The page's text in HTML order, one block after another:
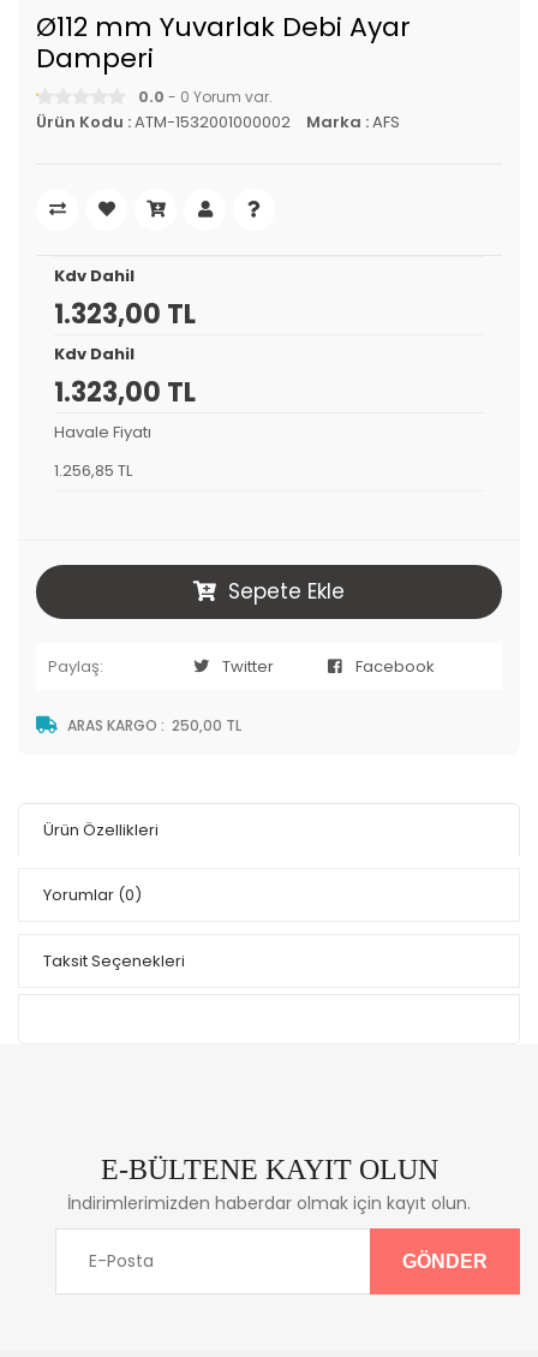
Ø112 mm Yuvarlak Debi Ayar
Damperi
0.0 - 0 Yorum var.
Ürün Kodu :ATM-1532001000002 Marka :AFS
Kdv Dahil
1.323,00 TL
Kdv Dahil
1.323,00 TL
Havale Fiyatı
1.256,85 TL
Sepete Ekle
Paylaş: Twitter Facebook
ARAS KARGO : 250,00 TL
Ürün Özellikleri
Yorumlar (0)
Taksit Seçenekleri
E-BÜLTENE KAYIT OLUN
İndirimlerimizden haberdar olmak için kayıt olun.